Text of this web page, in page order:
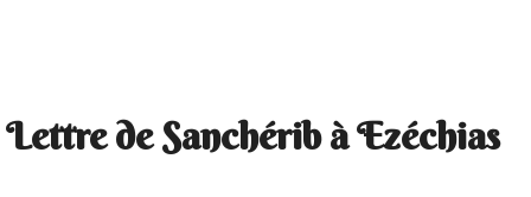
Lettre de Sanchérib à Ezéchias